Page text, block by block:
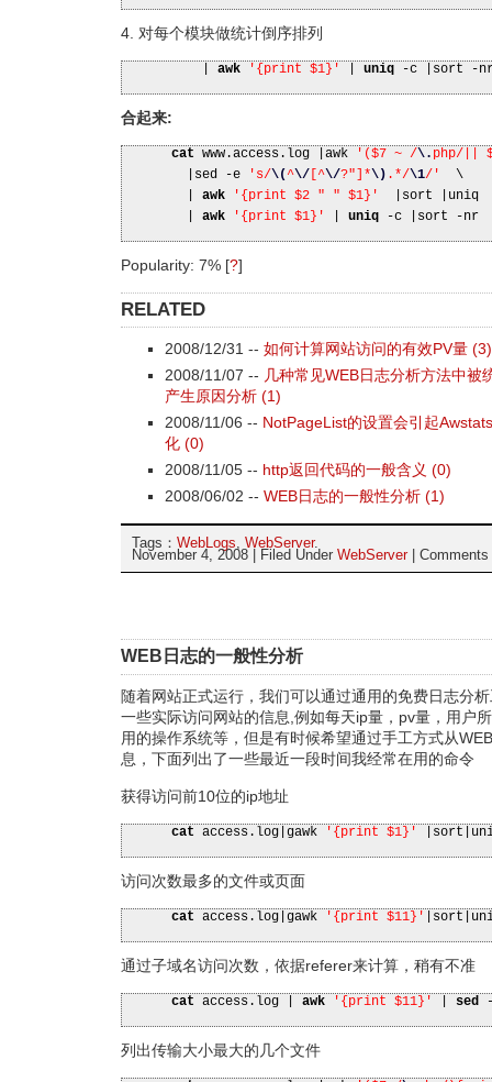
4. 对每个模块做统计倒序排列
awk '{print $1}' uniq -c sort -
合起来:
cat www.access.log awk '($7 ~ /\. php/||
sed -e 's/\( ^\/ [^\/?"]*\) .*/\1/'
\
awk '{print $2 " " $1}' sort
uniq
awk '{print $1}' uniq -c sort -nr
Popularity: 7% [?]
RELATED
2008/12/31 -- 如何计算网站访问的有效PV量 (3)
2008/11/07 -- 几种常见WEB日志分析方法中被
产生原因分析 (1)
2008/11/06 -- NotPageList的设置会引起
化 (0)
2008/11/05 -- http返回代码的一般含义 (0)
2008/06/02 -- WEB日志的一般性分析 (1)
Tags： WebLogs, WebServer.
November 4, 2008 | Filed Under WebServer|
WEB日志的一般性分析
随着网站正式运行，我们可以通过通用的免费日志分
一些实际访问网站的信息,例如每天ip量，pv量，用户
用的操作系统等，但是有时候希望通过手工方式从
息，下面列出了一些最近一段时间我经常在用的命令
获得访问前10位的ip地址
cat access.log gawk '{print $1}' sort
访问次数最多的文件或页面
cat access.log gawk '{print $11}' sort
通过子域名访问次数，依据referer来计算，稍有不准
cat access.log awk '{print $11}' sed
列出传输大小最大的几个文件